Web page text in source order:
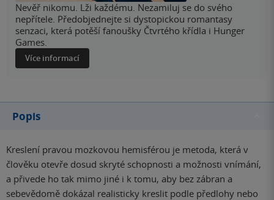
Nevěř nikomu. Lži každému. Nezamiluj se do svého
nepřítele. Předobjednejte si dystopickou romantasy
senzaci, která potěší fanoušky Čtvrtého křídla i Hunger
Games.
Více informací
Popis
Kreslení pravou mozkovou hemisférou je metoda, která v
člověku otevře dosud skryté schopnosti a možnosti vnímání,
a přivede ho tak mimo jiné i k tomu, aby bez zábran a
sebevědomě dokázal realisticky kreslit podle předlohy nebo